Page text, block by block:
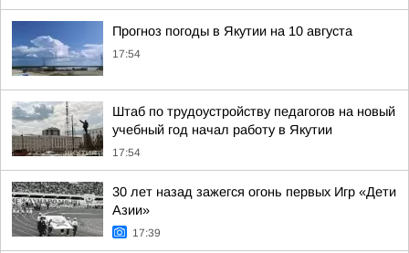
Прогноз погоды в Якутии на 10 августа
17:54
Штаб по трудоустройству педагогов на новый
учебный год начал работу в Якутии
17:54
30 лет назад зажегся огонь первых Игр «Дети
Азии»
17:39